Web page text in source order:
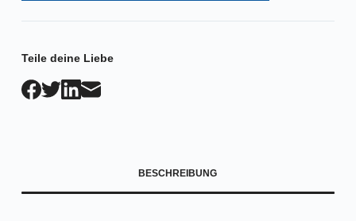
Teile deine Liebe
BESCHREIBUNG